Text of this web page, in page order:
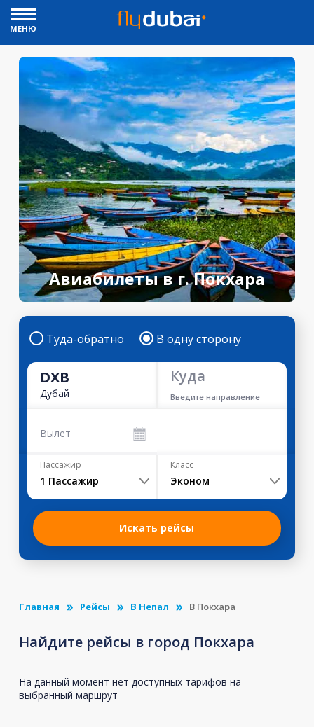
МЕНЮ
Авиабилеты в г. Покхара
Туда-обратно В одну сторону
DXB
Дубай
Куда
Введите направление
Вылет
Пассажир
1 Пассажир
Класс
Эконом
Искать рейсы
Главная Рейсы В Непал В Покхара
Найдите рейсы в город Покхара
На данный момент нет доступных тарифов на
выбранный маршрут